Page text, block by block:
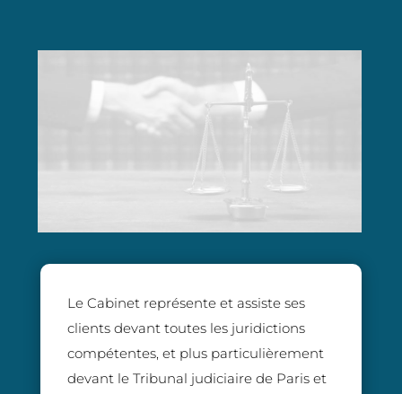
Le Cabinet représente et assiste ses
clients devant toutes les juridictions
compétentes, et plus particulièrement
devant le Tribunal judiciaire de Paris et